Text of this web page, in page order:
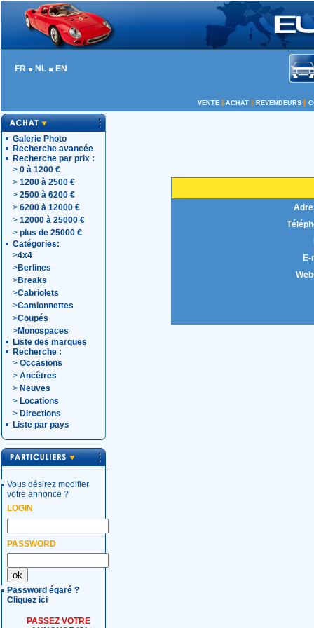
FR NL EN
VENTE ACHAT REVENDEURS
Galerie Photo
Recherche avancée
Recherche par prix :
> 0 à 1200 €
> 1200 à 2500 €
> 2500 à 6200 €
> 6200 à 12000 €
> 12000 à 25000 €
> plus de 25000 €
Catégories:
>4x4
>Berlines
>Breaks
>Cabriolets
>Camionnettes
>Coupés
>Monospaces
Liste des marques
Recherche :
> Occasions
> Ancêtres
> Neuves
> Locations
> Directions
Liste par pays
Vous désirez modifier
votre annonce ?
LOGIN
PASSWORD
Password égaré ?
Cliquez ici
PASSEZ VOTRE